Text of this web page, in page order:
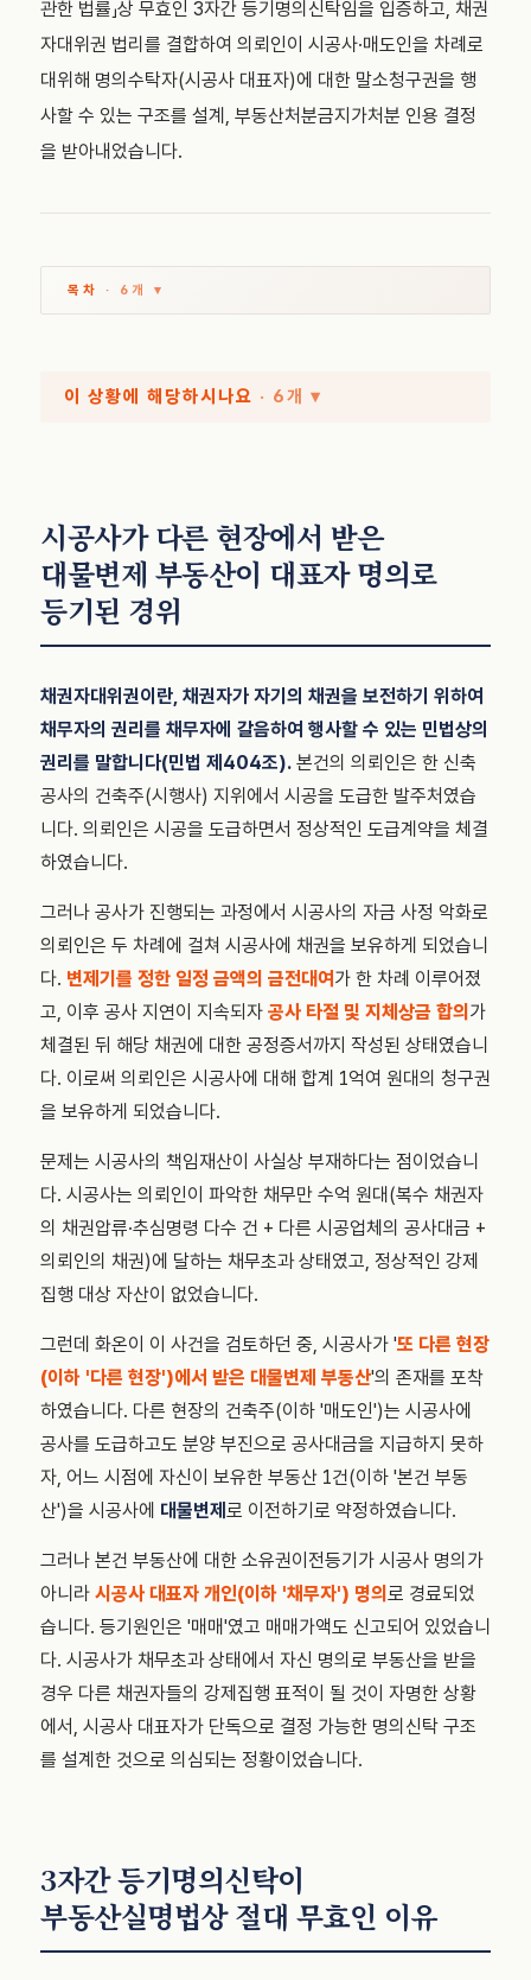
관한 법률」상 무효인 3자간 등기명의신탁임을 입증하고, 채권
자대위권 법리를 결합하여 의뢰인이 시공사·매도인을 차례로
대위해 명의수탁자(시공사 대표자)에 대한 말소청구권을 행
사할 수 있는 구조를 설계, 부동산처분금지가처분 인용 결정
을 받아내었습니다.
목차 · 6개 ▾
이 상황에 해당하시나요 · 6개 ▾
시공사가 다른 현장에서 받은
대물변제 부동산이 대표자 명의로
등기된 경위
채권자대위권이란, 채권자가 자기의 채권을 보전하기 위하여
채무자의 권리를 채무자에 갈음하여 행사할 수 있는 민법상의
권리를 말합니다(민법 제404조). 본건의 의뢰인은 한 신축
공사의 건축주(시행사) 지위에서 시공을 도급한 발주처였습
니다. 의뢰인은 시공을 도급하면서 정상적인 도급계약을 체결
하였습니다.
그러나 공사가 진행되는 과정에서 시공사의 자금 사정 악화로
의뢰인은 두 차례에 걸쳐 시공사에 채권을 보유하게 되었습니
다. 변제기를 정한 일정 금액의 금전대여 가 한 차례 이루어졌
고, 이후 공사 지연이 지속되자 공사 타절 및 지체상금 합의 가
체결된 뒤 해당 채권에 대한 공정증서까지 작성된 상태였습니
다. 이로써 의뢰인은 시공사에 대해 합계 1억여 원대의 청구권
을 보유하게 되었습니다.
문제는 시공사의 책임재산이 사실상 부재하다는 점이었습니
다. 시공사는 의뢰인이 파악한 채무만 수억 원대(복수 채권자
의 채권압류·추심명령 다수 건 + 다른 시공업체의 공사대금 +
의뢰인의 채권)에 달하는 채무초과 상태였고, 정상적인 강제
집행 대상 자산이 없었습니다.
그런데 화온이 이 사건을 검토하던 중, 시공사가 '또 다른 현장
(이하 '다른 현장')에서 받은 대물변제 부동산'의 존재를 포착
하였습니다. 다른 현장의 건축주(이하 '매도인')는 시공사에
공사를 도급하고도 분양 부진으로 공사대금을 지급하지 못하
자, 어느 시점에 자신이 보유한 부동산 1건(이하 '본건 부동
산')을 시공사에 대물변제 로 이전하기로 약정하였습니다.
그러나 본건 부동산에 대한 소유권이전등기가 시공사 명의가
아니라 시공사 대표자 개인(이하 '채무자') 명의 로 경료되었
습니다. 등기원인은 '매매'였고 매매가액도 신고되어 있었습니
다. 시공사가 채무초과 상태에서 자신 명의로 부동산을 받을
경우 다른 채권자들의 강제집행 표적이 될 것이 자명한 상황
에서, 시공사 대표자가 단독으로 결정 가능한 명의신탁 구조
를 설계한 것으로 의심되는 정황이었습니다.
3자간 등기명의신탁이
부동산실명법상 절대 무효인 이유